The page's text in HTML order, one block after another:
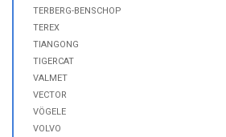
TERBERG-BENSCHOP
TEREX
TIANGONG
TIGERCAT
VALMET
VECTOR
VÖGELE
VOLVO